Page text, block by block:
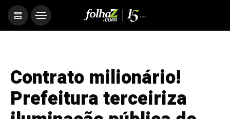
Contrato milionário!
Prefeitura terceiriza